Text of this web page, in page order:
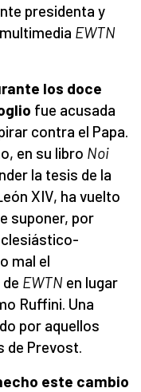
presidenta y
EWTN
los doce
fue acusada
contra el Papa.
en su libro Noi
la tesis de la
XIV, ha vuelto
suponer, por
mal el
EWTN en lugar
Ruffini. Una
por aquellos
Prevost.
este cambio